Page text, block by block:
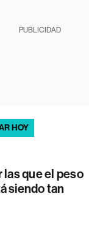
PUBLICIDAD
HOY
las que el peso
siendo tan